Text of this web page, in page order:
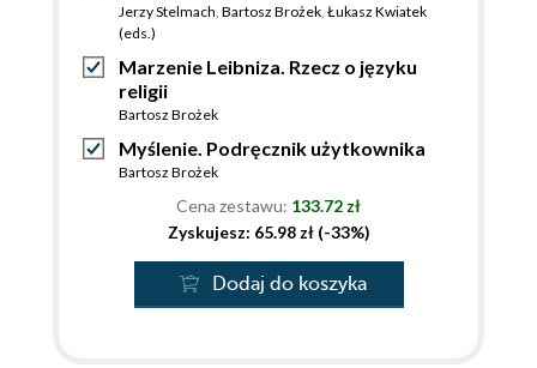
Jerzy Stelmach Bartosz Brożek Łukasz Kwiatek
(eds.)
Marzenie Leibniza. Rzecz o języku
religii
Bartosz Brożek
Myślenie. Podręcznik użytkownika
Bartosz Brożek
Cena zestawu: 133.72 zł
Zyskujesz: 65.98 zł (-33%)
Dodaj do koszyka